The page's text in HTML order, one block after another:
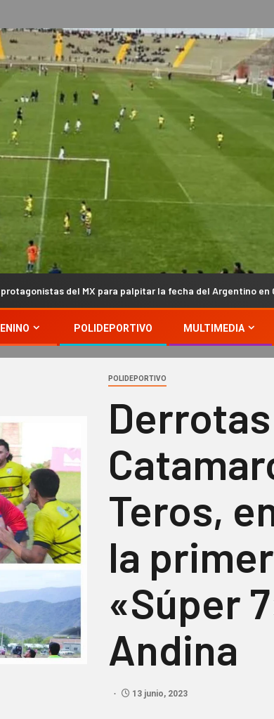
palpitar la fecha del Argentino en Campanas (VIDEO)
POLIDEPORTIVO MULTIMEDIA
POLIDEPORTIVO
Teros,
la
«Súper
Andina
13 junio, 2023